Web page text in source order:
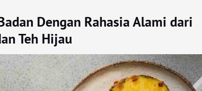
Dengan Rahasia Alami dari
Teh Hijau